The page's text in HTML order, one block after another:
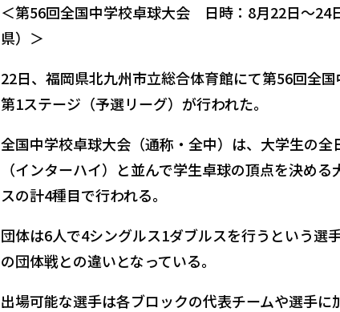
＜第56回全国中学校卓球大会 日時：8月22日～
県）＞
22日、福岡県北九州市立総合体育館にて第56回全
第1ステージ（予選リーグ）が行われた。
全国中学校卓球大会（通称・全中）は、大学生の
（インターハイ）と並んで学生卓球の頂点を決め
スの計4種目で行われる。
団体は6人で4シングルス1ダブルスを行うという選
の団体戦との違いとなっている。
出場可能な選手は各ブロックの代表チームや選手